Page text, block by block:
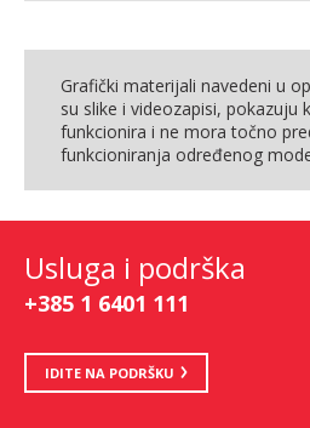
Grafički materijali navedeni u
su slike i videozapisi, pokazuju
funkcionira i ne mora točno
funkcioniranja određenog
Usluga i podrška
+385 1 6401 111
IDITE NA PODRŠKU